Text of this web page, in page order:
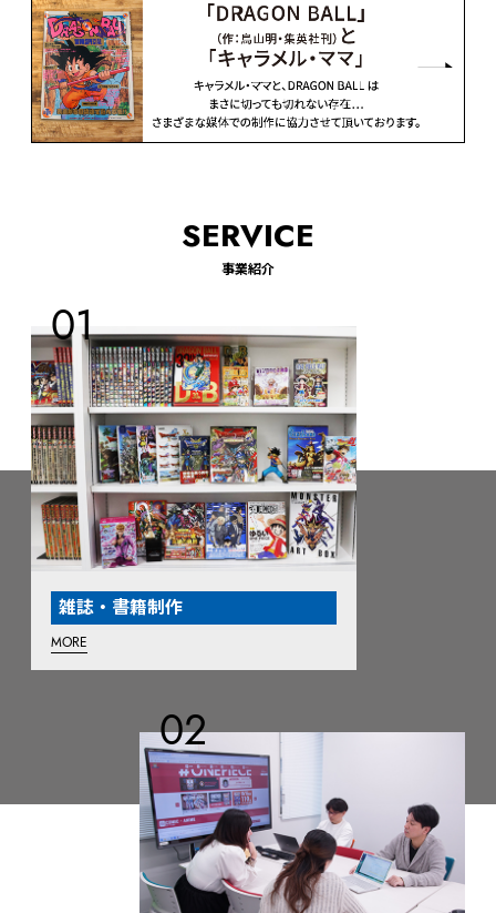
SERVICE
事業紹介
雑誌・書籍制作
MORE